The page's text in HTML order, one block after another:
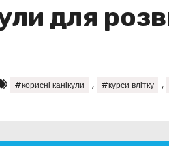
для
#корисні канікули , #курси влітку ,